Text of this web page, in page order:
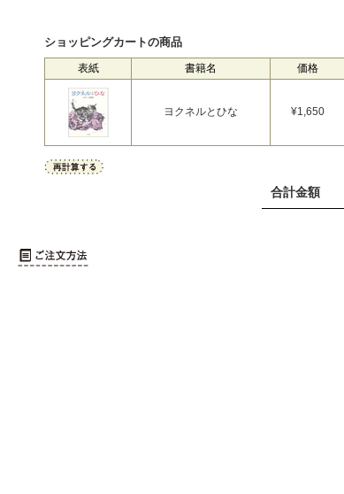
ショッピングカートの商品
表紙 書籍名 価格
ヨクネルとひな ¥1,650
合計金額